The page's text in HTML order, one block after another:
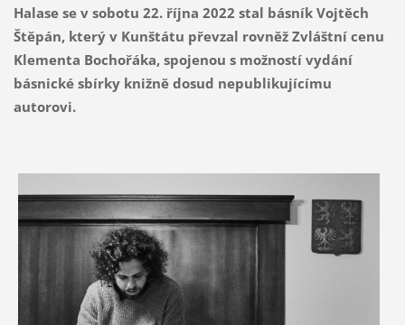
Halase se v sobotu 22. října 2022 stal básník Vojtěch
Štěpán, který v Kunštátu převzal rovněž Zvláštní cenu
Klementa Bochořáka, spojenou s možností vydání
básnické sbírky knižně dosud nepublikujícímu
autorovi.